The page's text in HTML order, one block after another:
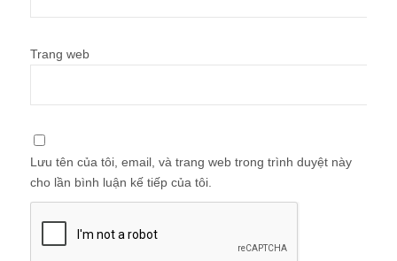
Trang web
Lưu tên của tôi, email, và trang web trong trình duyệt này
cho lần bình luận kế tiếp của tôi.